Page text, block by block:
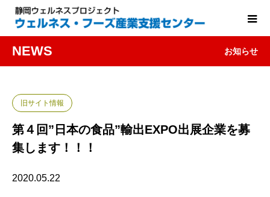
NEWS お知らせ
旧サイト情報
第４回”日本の食品”輸出EXPO出展企業を募
集します！！！
2020.05.22